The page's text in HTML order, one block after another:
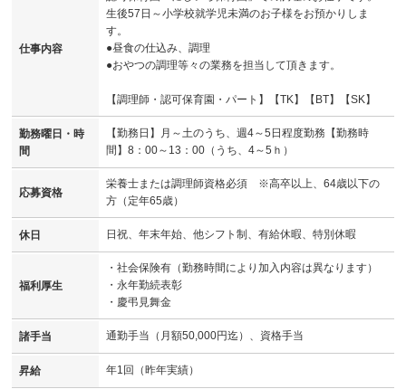
仕事内容
生後57日～小学校就学児未満のお子様をお預かりしま
す。
●昼食の仕込み、調理
●おやつの調理等々の業務を担当して頂きます。
【調理師・認可保育園・パート】【TK】【BT】【SK】
勤務曜日・時
間
【勤務日】月～土のうち、週4～5日程度勤務【勤務時
間】8：00～13：00（うち、4～5ｈ）
応募資格
栄養士または調理師資格必須 ※高卒以上、64歳以下の
方（定年65歳）
休日 日祝、年末年始、他シフト制、有給休暇、特別休暇
福利厚生
・社会保険有（勤務時間により加入内容は異なります）
・永年勤続表彰
・慶弔見舞金
諸手当 通勤手当（月額50,000円迄）、資格手当
昇給 年1回（昨年実績）